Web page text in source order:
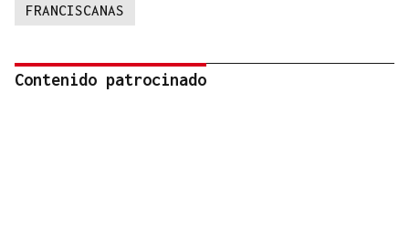
FRANCISCANAS
Contenido patrocinado